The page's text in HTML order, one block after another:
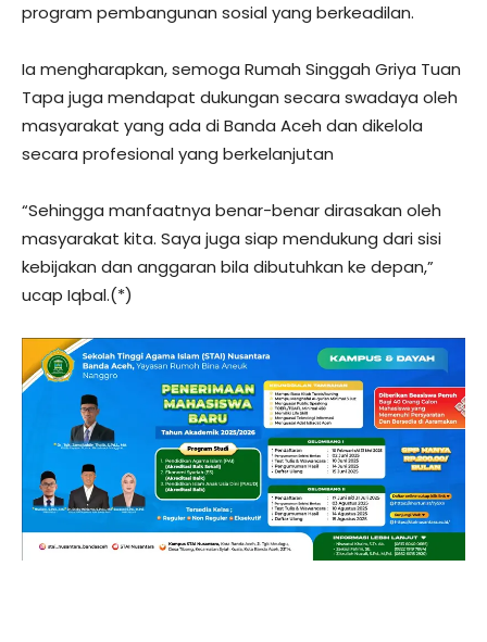
program pembangunan sosial yang berkeadilan.
Ia mengharapkan, semoga Rumah Singgah Griya Tuan
Tapa juga mendapat dukungan secara swadaya oleh
masyarakat yang ada di Banda Aceh dan dikelola
secara profesional yang berkelanjutan
“Sehingga manfaatnya benar-benar dirasakan oleh
masyarakat kita. Saya juga siap mendukung dari sisi
kebijakan dan anggaran bila dibutuhkan ke depan,”
ucap Iqbal.(*)